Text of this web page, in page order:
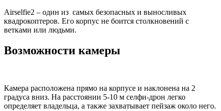
Airselfie2 – один из самых безопасных и выносливых
квадрокоптеров. Его корпус не боится столкновений с
ветками или людьми.
Возможности камеры
Камера расположена прямо на корпусе и наклонена на 2
градуса вниз. На расстоянии 5-10 м селфи-дрон легко
определяет владельца, а также захватывает пейзаж около него.